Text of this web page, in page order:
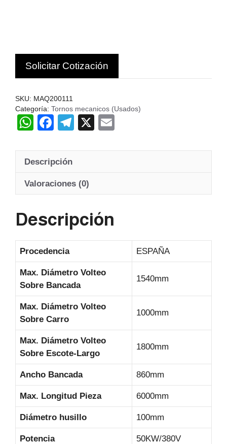
Solicitar Cotización
SKU: MAQ200111
Categoría: Tornos mecanicos (Usados)
W
at
A
p
F
c
b
o
k
T
e
a
X
ail
Descripción
Valoraciones (0)
Descripción
Procedencia ESPAÑA
Max. Diámetro Volteo
Sobre Bancada
1540mm
Max. Diámetro Volteo
Sobre Carro
1000mm
Max. Diámetro Volteo
Sobre Escote-Largo
1800mm
Ancho Bancada 860mm
Max. Longitud Pieza 6000mm
Diámetro husillo 100mm
Potencia 50KW/380V